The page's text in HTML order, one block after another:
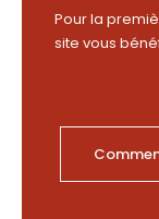
Pour la
site vous